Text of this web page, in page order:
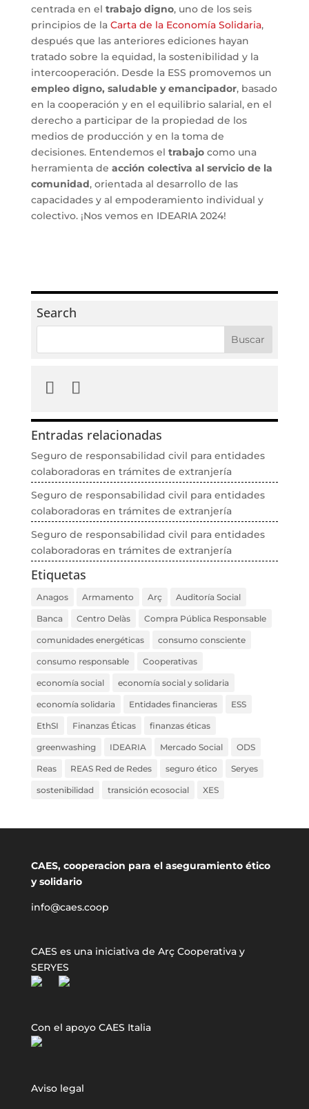
centrada en el trabajo digno, uno de los seis
principios de la Carta de la Economía Solidaria,
después que las anteriores ediciones hayan
tratado sobre la equidad, la sostenibilidad y la
intercooperación. Desde la ESS promovemos un
empleo digno, saludable y emancipador, basado
en la cooperación y en el equilibrio salarial, en el
derecho a participar de la propiedad de los
medios de producción y en la toma de
decisiones. Entendemos el trabajo como una
herramienta de acción colectiva al servicio de la
comunidad, orientada al desarrollo de las
capacidades y al empoderamiento individual y
colectivo. ¡Nos vemos en IDEARIA 2024!
Search
Entradas relacionadas
Seguro de responsabilidad civil para entidades
colaboradoras en trámites de extranjería
Seguro de responsabilidad civil para entidades
colaboradoras en trámites de extranjería
Seguro de responsabilidad civil para entidades
colaboradoras en trámites de extranjería
Etiquetas
Anagos Armamento Arç Auditoría Social
Banca Centro Delàs Compra Pública Responsable
comunidades energéticas consumo consciente
consumo responsable Cooperativas
economía social economía social y solidaria
economía solidaria Entidades financieras ESS
EthSI Finanzas Éticas finanzas éticas
greenwashing IDEARIA Mercado Social ODS
Reas REAS Red de Redes seguro ético Seryes
sostenibilidad transición ecosocial XES
CAES, cooperacion para el aseguramiento ético
y solidario
info@caes.coop
CAES es una iniciativa de Arç Cooperativa y
SERYES
Con el apoyo CAES Italia
Aviso legal